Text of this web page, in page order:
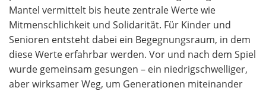
Mantel vermittelt bis heute zentrale Werte wie
Mitmenschlichkeit und Solidarität. Für Kinder und
Senioren entsteht dabei ein Begegnungsraum, in dem
diese Werte erfahrbar werden. Vor und nach dem Spiel
wurde gemeinsam gesungen – ein niedrigschwelliger,
aber wirksamer Weg, um Generationen miteinander